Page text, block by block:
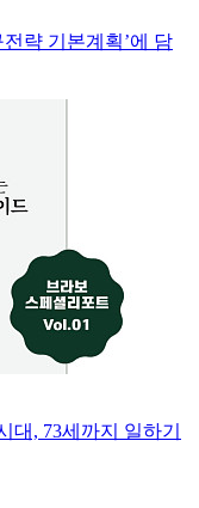
략 기본계획’에 담
대, 73세까지 일하기